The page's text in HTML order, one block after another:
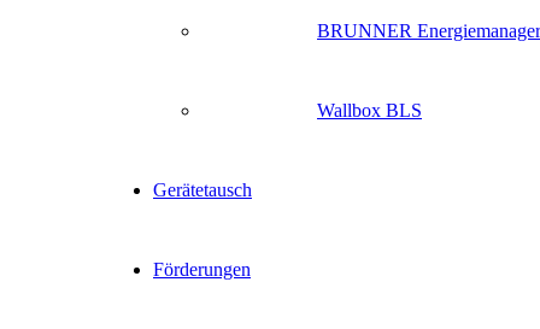
BRUNNER Energiemanager
Wallbox BLS
Gerätetausch
Förderungen